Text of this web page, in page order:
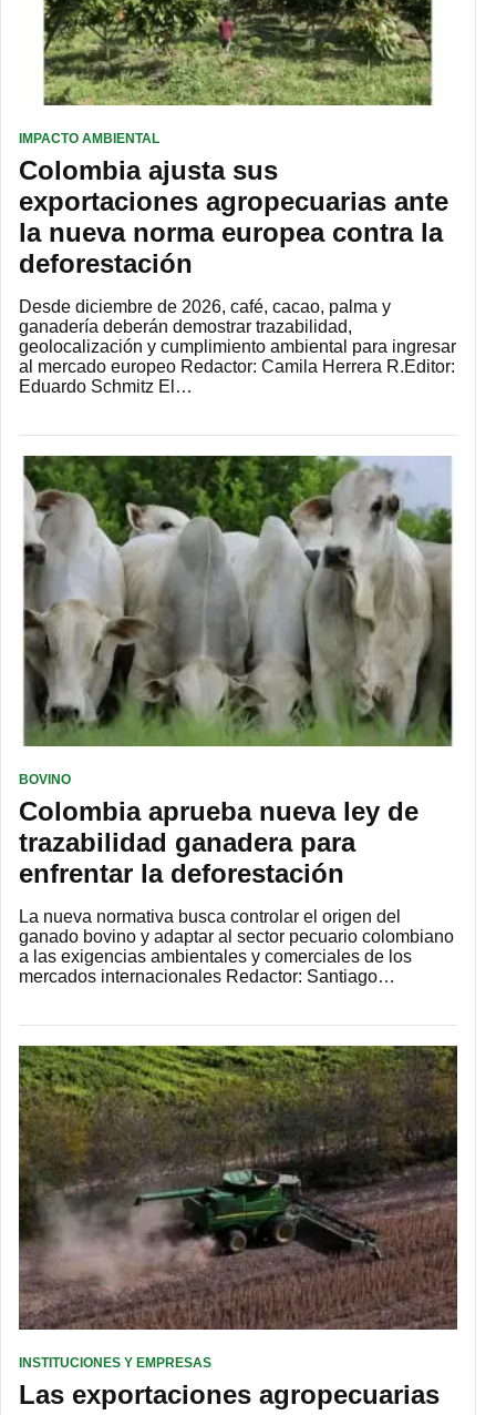
IMPACTO AMBIENTAL
Colombia ajusta sus
exportaciones agropecuarias ante
la nueva norma europea contra la
deforestación
Desde diciembre de 2026, café, cacao, palma y
ganadería deberán demostrar trazabilidad,
geolocalización y cumplimiento ambiental para ingresar
al mercado europeo Redactor: Camila Herrera R.Editor:
Eduardo Schmitz El…
BOVINO
Colombia aprueba nueva ley de
trazabilidad ganadera para
enfrentar la deforestación
La nueva normativa busca controlar el origen del
ganado bovino y adaptar al sector pecuario colombiano
a las exigencias ambientales y comerciales de los
mercados internacionales Redactor: Santiago…
INSTITUCIONES Y EMPRESAS
Las exportaciones agropecuarias